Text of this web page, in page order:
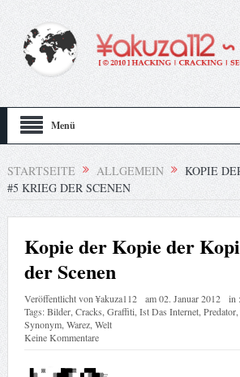
Menü
STARTSEITE ALLGEMEIN
KOPIE
#5 KRIEG DER SCENEN
Kopie der Kopie der
der Scenen
Veröffentlicht von¥akuza112 am02. Januar 2012 in :
Tags:Bilder, Cracks Graffiti Ist Das Internet, Predator,
Synonym, Warez, Welt
Keine Kommentare